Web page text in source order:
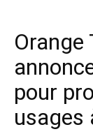
Orange
pour
usages